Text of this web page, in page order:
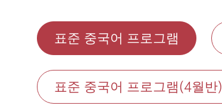
표준 중국어 프로그램
표준 중국어 프로그램(4월반)